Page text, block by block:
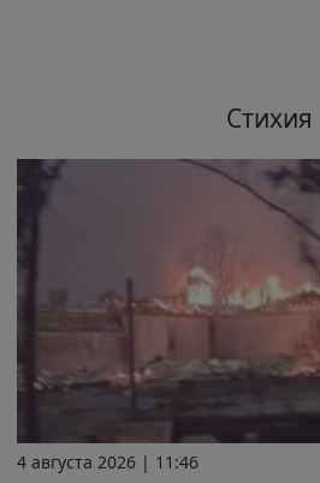
Стихия
4 августа 2026 | 11:46